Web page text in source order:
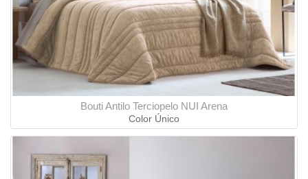
Bouti Antilo Terciopelo NUI Arena
Color Único